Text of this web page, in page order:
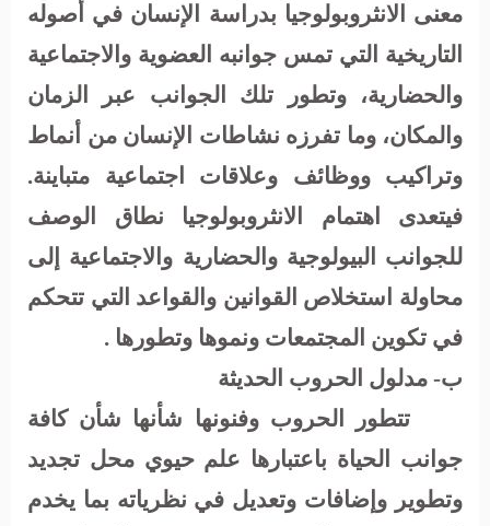
معنى الانثروبولوجيا بدراسة الإنسان في أصوله
التاريخية التي تمس جوانبه العضوية والاجتماعية
والحضارية، وتطور تلك الجوانب عبر الزمان
والمكان، وما تفرزه نشاطات الإنسان من أنماط
وتراكيب ووظائف وعلاقات اجتماعية متباينة.
فيتعدى اهتمام الانثروبولوجيا نطاق الوصف
للجوانب البيولوجية والحضارية والاجتماعية إلى
محاولة استخلاص القوانين والقواعد التي تتحكم
في تكوين المجتمعات ونموها وتطورها .
ب- مدلول الحروب الحديثة
تتطور الحروب وفنونها شأنها شأن كافة
جوانب الحياة باعتبارها علم حيوي محل تجديد
وتطوير وإضافات وتعديل في نظرياته بما يخدم